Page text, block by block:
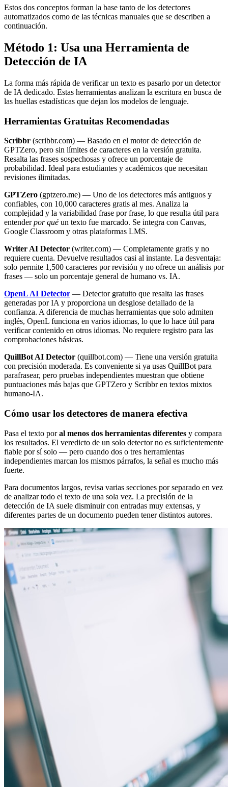
Estos dos conceptos forman la base tanto de los detectores
automatizados como de las técnicas manuales que se describen a
continuación.
Método 1: Usa una Herramienta de
Detección de IA
La forma más rápida de verificar un texto es pasarlo por un detector
de IA dedicado. Estas herramientas analizan la escritura en busca de
las huellas estadísticas que dejan los modelos de lenguaje.
Herramientas Gratuitas Recomendadas
Scribbr (scribbr.com) — Basado en el motor de detección de
GPTZero, pero sin límites de caracteres en la versión gratuita.
Resalta las frases sospechosas y ofrece un porcentaje de
probabilidad. Ideal para estudiantes y académicos que necesitan
revisiones ilimitadas.
GPTZero (gptzero.me) — Uno de los detectores más antiguos y
confiables, con 10,000 caracteres gratis al mes. Analiza la
complejidad y la variabilidad frase por frase, lo que resulta útil para
entenderpor quéun texto fue marcado. Se integra con Canvas,
Google Classroom y otras plataformas LMS.
Writer AI Detector (writer.com) — Completamente gratis y no
requiere cuenta. Devuelve resultados casi al instante. La desventaja:
solo permite 1,500 caracteres por revisión y no ofrece un análisis por
frases — solo un porcentaje general de humano vs. IA.
OpenL AI Detector — Detector gratuito que resalta las frases
generadas por IA y proporciona un desglose detallado de la
confianza. A diferencia de muchas herramientas que solo admiten
inglés, OpenL funciona en varios idiomas, lo que lo hace útil para
verificar contenido en otros idiomas. No requiere registro para las
comprobaciones básicas.
QuillBot AI Detector (quillbot.com) — Tiene una versión gratuita
con precisión moderada. Es conveniente si ya usas QuillBot para
parafrasear, pero pruebas independientes muestran que obtiene
puntuaciones más bajas que GPTZero y Scribbr en textos mixtos
humano-IA.
Cómo usar los detectores de manera efectiva
Pasa el texto poral menos dos herramientas diferentes y compara
los resultados. El veredicto de un solo detector no es suficientemente
fiable por sí solo — pero cuando dos o tres herramientas
independientes marcan los mismos párrafos, la señal es mucho más
fuerte.
Para documentos largos, revisa varias secciones por separado en vez
de analizar todo el texto de una sola vez. La precisión de la
detección de IA suele disminuir con entradas muy extensas, y
diferentes partes de un documento pueden tener distintos autores.